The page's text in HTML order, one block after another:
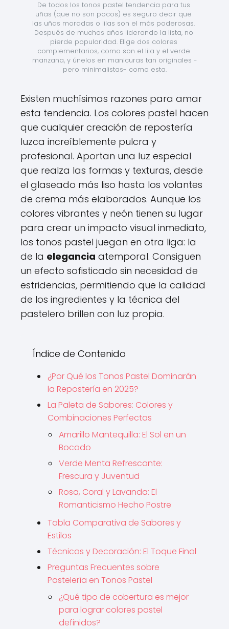
De todos los tonos pastel tendencia para tus
uñas (que no son pocos) es seguro decir que
las uñas moradas o lilas son el más poderosas.
Después de muchos años liderando la lista, no
pierde popularidad. Elige dos colores
complementarios, como son el lila y el verde
manzana, y únelos en manicuras tan originales -
pero minimalistas- como esta.
Existen muchísimas razones para amar
esta tendencia. Los colores pastel hacen
que cualquier creación de repostería
luzca increíblemente pulcra y
profesional. Aportan una luz especial
que realza las formas y texturas, desde
el glaseado más liso hasta los volantes
de crema más elaborados. Aunque los
colores vibrantes y neón tienen su lugar
para crear un impacto visual inmediato,
los tonos pastel juegan en otra liga: la
de la elegancia atemporal. Consiguen
un efecto sofisticado sin necesidad de
estridencias, permitiendo que la calidad
de los ingredientes y la técnica del
pastelero brillen con luz propia.
Índice de Contenido
¿Por Qué los Tonos Pastel Dominarán
la Repostería en 2025?
La Paleta de Sabores: Colores y
Combinaciones Perfectas
Amarillo Mantequilla: El Sol en un
Bocado
Verde Menta Refrescante:
Frescura y Juventud
Rosa, Coral y Lavanda: El
Romanticismo Hecho Postre
Tabla Comparativa de Sabores y
Estilos
Técnicas y Decoración: El Toque Final
Preguntas Frecuentes sobre
Pastelería en Tonos Pastel
¿Qué tipo de cobertura es mejor
para lograr colores pastel
definidos?